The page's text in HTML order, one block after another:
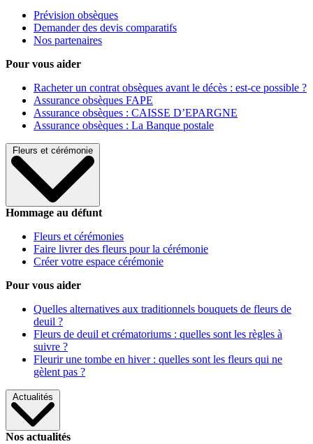
Prévision obsèques
Demander des devis comparatifs
Nos partenaires
Pour vous aider
Racheter un contrat obsèques avant le décès : est-ce possible ?
Assurance obsèques FAPE
Assurance obsèques : CAISSE D’EPARGNE
Assurance obsèques : La Banque postale
Fleurs et cérémonie
Hommage au défunt
Fleurs et cérémonies
Faire livrer des fleurs pour la cérémonie
Créer votre espace cérémonie
Pour vous aider
Quelles alternatives aux traditionnels bouquets de fleurs de
deuil ?
Fleurs de deuil et crématoriums : quelles sont les règles à
suivre ?
Fleurir une tombe en hiver : quelles sont les fleurs qui ne
gèlent pas ?
Actualités
Nos actualités